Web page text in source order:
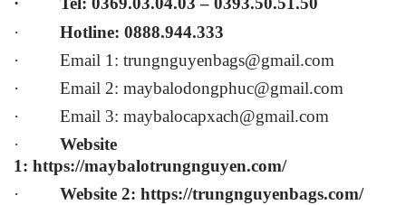
· Hotline: 0888.944.333
· Email 1: trungnguyenbags@gmail.com
· Email 2: maybalodongphuc@gmail.com
· Email 3: maybalocapxach@gmail.com
· Website
1: https://maybalotrungnguyen.com/
· Website 2: https://trungnguyenbags.com/